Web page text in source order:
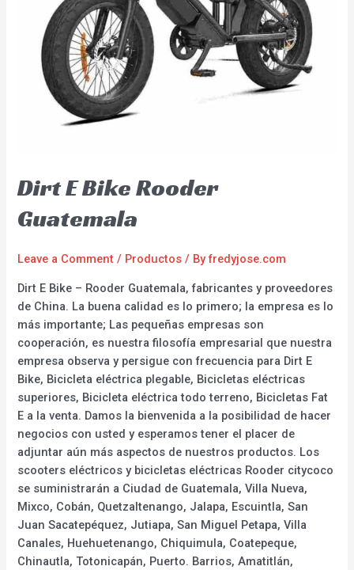
Dirt E Bike Rooder
Guatemala
Leave a Comment / Productos / Byfredyjose.com
Dirt E Bike – Rooder Guatemala, fabricantes y proveedores
de China. La buena calidad es lo primero; la empresa es lo
más importante; Las pequeñas empresas son
cooperación, es nuestra filosofía empresarial que nuestra
empresa observa y persigue con frecuencia para Dirt E
Bike, Bicicleta eléctrica plegable, Bicicletas eléctricas
superiores, Bicicleta eléctrica todo terreno, Bicicletas Fat
E a la venta. Damos la bienvenida a la posibilidad de hacer
negocios con usted y esperamos tener el placer de
adjuntar aún más aspectos de nuestros productos. Los
scooters eléctricos y bicicletas eléctricas Rooder citycoco
se suministrarán a Ciudad de Guatemala, Villa Nueva,
Mixco, Cobán, Quetzaltenango, Jalapa, Escuintla, San
Juan Sacatepéquez, Jutiapa, San Miguel Petapa, Villa
Canales, Huehuetenango, Chiquimula, Coatepeque,
Chinautla, Totonicapán, Puerto. Barrios, Amatitlán,